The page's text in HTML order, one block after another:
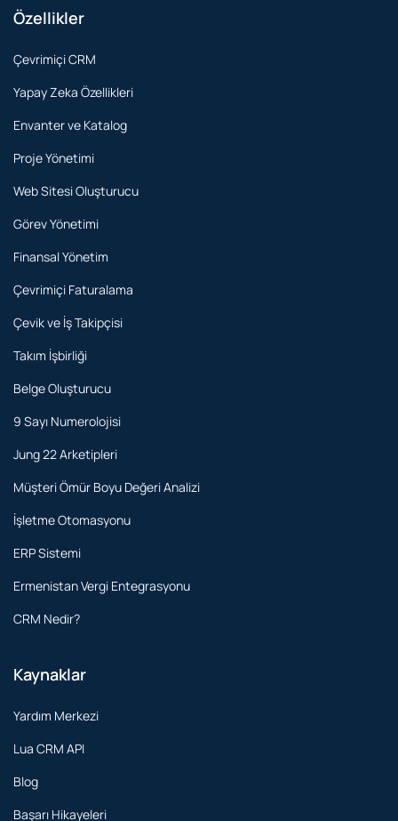
Özellikler
Çevrimiçi CRM
Yapay Zeka Özellikleri
Envanter ve Katalog
Proje Yönetimi
Web Sitesi Oluşturucu
Görev Yönetimi
Finansal Yönetim
Çevrimiçi Faturalama
Çevik ve İş Takipçisi
Takım İşbirliği
Belge Oluşturucu
9 Sayı Numerolojisi
Jung 22 Arketipleri
Müşteri Ömür Boyu Değeri Analizi
İşletme Otomasyonu
ERP Sistemi
Ermenistan Vergi Entegrasyonu
CRM Nedir?
Kaynaklar
Yardım Merkezi
Lua CRM API
Blog
Başarı Hikayeleri